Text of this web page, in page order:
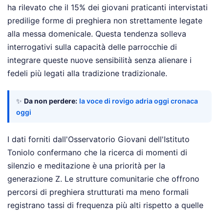
ha rilevato che il 15% dei giovani praticanti intervistati
predilige forme di preghiera non strettamente legate
alla messa domenicale. Questa tendenza solleva
interrogativi sulla capacità delle parrocchie di
integrare queste nuove sensibilità senza alienare i
fedeli più legati alla tradizione tradizionale.
✨ Da non perdere: la voce di rovigo adria oggi cronaca
oggi
I dati forniti dall'Osservatorio Giovani dell'Istituto
Toniolo confermano che la ricerca di momenti di
silenzio e meditazione è una priorità per la
generazione Z. Le strutture comunitarie che offrono
percorsi di preghiera strutturati ma meno formali
registrano tassi di frequenza più alti rispetto a quelle